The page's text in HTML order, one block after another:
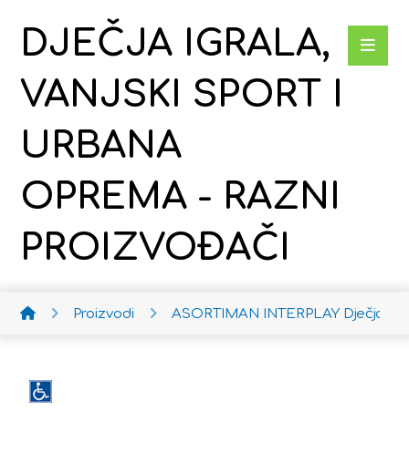
DJEČJA IGRALA,
VANJSKI SPORT I
URBANA
OPREMA - RAZNI
PROIZVOĐAČI
Proizvodi ASORTIMAN INTERPLAY Dječja